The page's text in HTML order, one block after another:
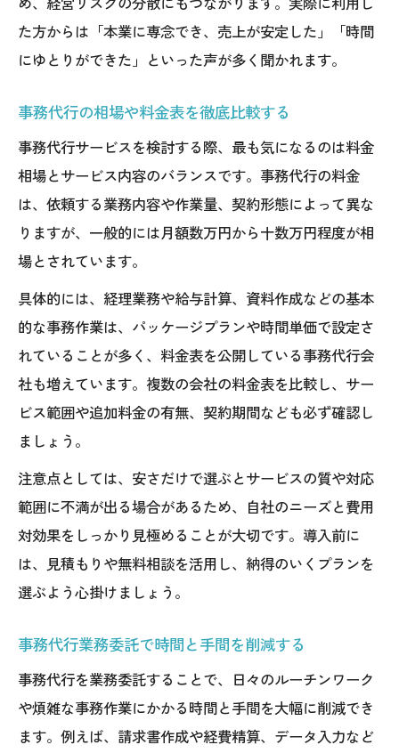
た方からは「本業に専念でき、売上が安定した」「時間
にゆとりができた」といった声が多く聞かれます。
事務代行の相場や料金表を徹底比較する
事務代行サービスを検討する際、最も気になるのは料金
相場とサービス内容のバランスです。事務代行の料金
は、依頼する業務内容や作業量、契約形態によって異な
りますが、一般的には月額数万円から十数万円程度が相
場とされています。
具体的には、経理業務や給与計算、資料作成などの基本
的な事務作業は、パッケージプランや時間単価で設定さ
れていることが多く、料金表を公開している事務代行会
社も増えています。複数の会社の料金表を比較し、サー
ビス範囲や追加料金の有無、契約期間なども必ず確認し
ましょう。
注意点としては、安さだけで選ぶとサービスの質や対応
範囲に不満が出る場合があるため、自社のニーズと費用
対効果をしっかり見極めることが大切です。導入前に
は、見積もりや無料相談を活用し、納得のいくプランを
選ぶよう心掛けましょう。
事務代行業務委託で時間と手間を削減する
事務代行を業務委託することで、日々のルーチンワーク
や煩雑な事務作業にかかる時間と手間を大幅に削減でき
ます。例えば、請求書作成や経費精算、データ入力など